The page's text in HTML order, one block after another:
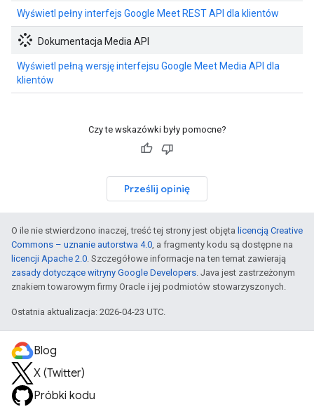
Wyświetl pełny interfejs Google Meet REST API dla klientów
stream Dokumentacja Media API
Wyświetl pełną wersję interfejsu Google Meet Media API dla
klientów
Czy te wskazówki były pomocne?
Prześlij opinię
O ile nie stwierdzono inaczej, treść tej strony jest objęta licencją Creative
Commons – uznanie autorstwa 4.0, a fragmenty kodu są dostępne na
licencji Apache 2.0. Szczegółowe informacje na ten temat zawierają
zasady dotyczące witryny Google Developers. Java jest zastrzeżonym
znakiem towarowym firmy Oracle i jej podmiotów stowarzyszonych.
Ostatnia aktualizacja: 2026-04-23 UTC.
Blog
X (Twitter)
Próbki kodu